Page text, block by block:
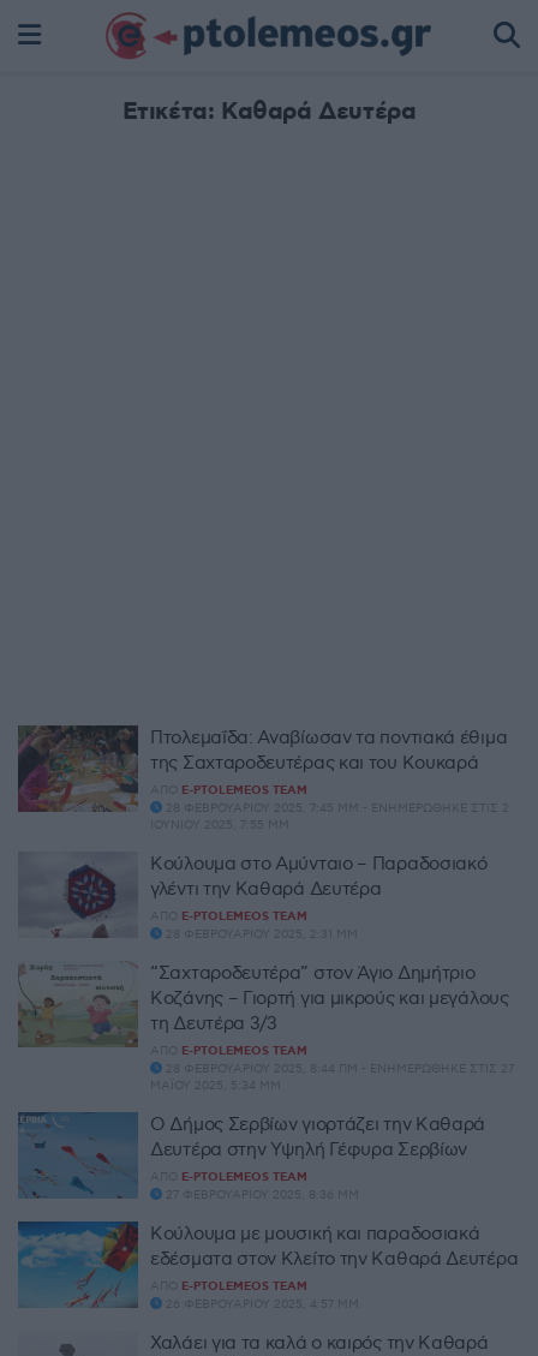
Ετικέτα: Καθαρά Δευτέρα
Πτολεμαΐδα: Αναβίωσαν τα ποντιακά έθιμα
της Σαχταροδευτέρας και του Κουκαρά
ΑΠΌ E-PTOLEMEOS TEAM
28 ΦΕΒΡΟΥΑΡΊΟΥ 2025, 7:45 ΜΜ - ΕΝΗΜΕΡΏΘΗΚΕ ΣΤΙΣ 2
ΙΟΥΝΊΟΥ 2025, 7:55 ΜΜ
Κούλουμα στο Αμύνταιο – Παραδοσιακό
γλέντι την Καθαρά Δευτέρα
ΑΠΌ E-PTOLEMEOS TEAM
28 ΦΕΒΡΟΥΑΡΊΟΥ 2025, 2:31 ΜΜ
“Σαχταροδευτέρα” στον Άγιο Δημήτριο
Κοζάνης – Γιορτή για μικρούς και μεγάλους
τη Δευτέρα 3/3
ΑΠΌ E-PTOLEMEOS TEAM
28 ΦΕΒΡΟΥΑΡΊΟΥ 2025, 8:44 ΠΜ - ΕΝΗΜΕΡΏΘΗΚΕ ΣΤΙΣ 27
ΜΑΪ́ΟΥ 2025, 5:34 ΜΜ
Ο Δήμος Σερβίων γιορτάζει την Καθαρά
Δευτέρα στην Υψηλή Γέφυρα Σερβίων
ΑΠΌ E-PTOLEMEOS TEAM
27 ΦΕΒΡΟΥΑΡΊΟΥ 2025, 8:36 ΜΜ
Κούλουμα με μουσική και παραδοσιακά
εδέσματα στον Κλείτο την Καθαρά Δευτέρα
ΑΠΌ E-PTOLEMEOS TEAM
26 ΦΕΒΡΟΥΑΡΊΟΥ 2025, 4:57 ΜΜ
Χαλάει για τα καλά ο καιρός την Καθαρά